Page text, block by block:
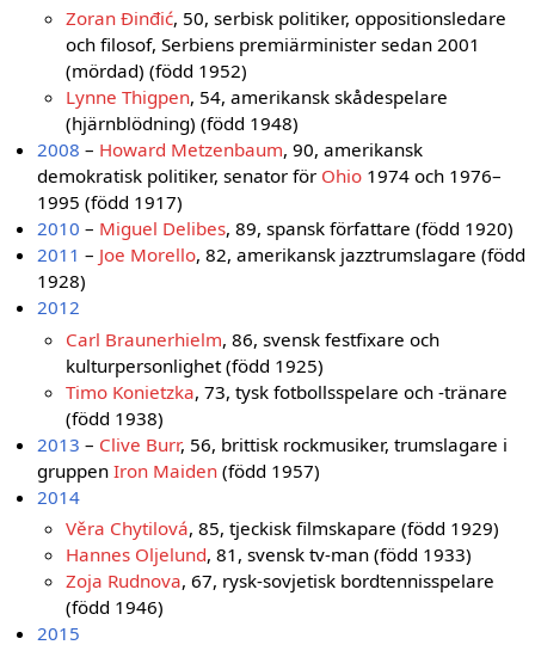
Zoran Đinđić, 50, serbisk politiker, oppositionsledare
och filosof, Serbiens premiärminister sedan 2001
(mördad) (född 1952)
Lynne Thigpen, 54, amerikansk skådespelare
(hjärnblödning) (född 1948)
2008 – Howard Metzenbaum, 90, amerikansk
demokratisk politiker, senator för Ohio 1974 och 1976–
1995 (född 1917)
2010 – Miguel Delibes, 89, spansk författare (född 1920)
2011 – Joe Morello, 82, amerikansk jazztrumslagare (född
1928)
2012
Carl Braunerhielm, 86, svensk festfixare och
kulturpersonlighet (född 1925)
Timo Konietzka, 73, tysk fotbollsspelare och -tränare
(född 1938)
2013 – Clive Burr, 56, brittisk rockmusiker, trumslagare i
gruppenIron Maiden (född 1957)
2014
Věra Chytilová, 85, tjeckisk filmskapare (född 1929)
Hannes Oljelund, 81, svensk tv-man (född 1933)
Zoja Rudnova, 67, rysk-sovjetisk bordtennisspelare
(född 1946)
2015